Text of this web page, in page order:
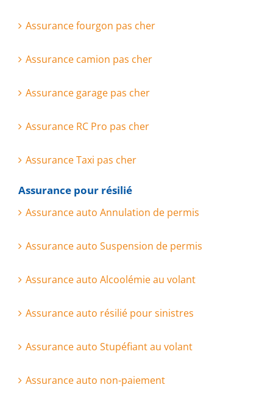
Assurance fourgon pas cher
Assurance camion pas cher
Assurance garage pas cher
Assurance RC Pro pas cher
Assurance Taxi pas cher
Assurance pour résilié
Assurance auto Annulation de permis
Assurance auto Suspension de permis
Assurance auto Alcoolémie au volant
Assurance auto résilié pour sinistres
Assurance auto Stupéfiant au volant
Assurance auto non-paiement